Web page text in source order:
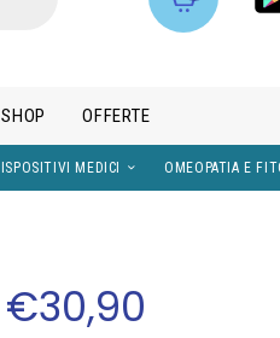
SHOP OFFERTE
€30,90